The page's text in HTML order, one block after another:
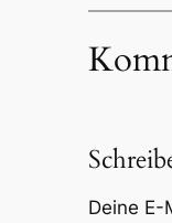
Deine